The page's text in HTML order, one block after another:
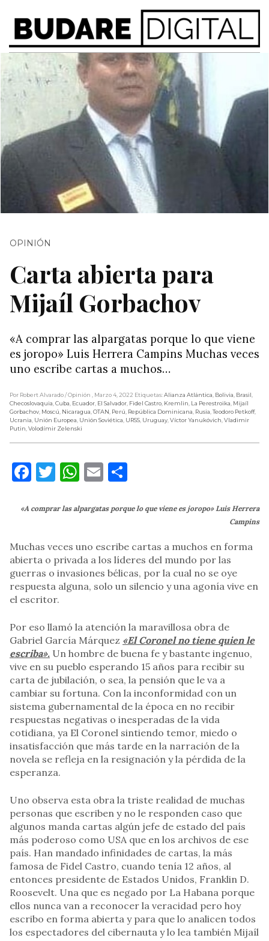
OPINIÓN
Carta abierta para
Mijaíl Gorbachov
«A comprar las alpargatas porque lo que viene
es joropo» Luis Herrera Campins Muchas veces
uno escribe cartas a muchos…
Por Robert Alvarado/ Opinión , Marzo 4, 2022 Etiquetas:Alianza Atlántica, Bolivia, Brasil,
Checoslovaquia,Cuba, Ecuador, El Salvador, Fidel Castro, Kremlin, La Perestroika, Mijaíl
Gorbachov, Moscú, Nicaragua,OTAN, Perú, República Dominicana, Rusia,Teodoro Petkoff,
Ucrania, Unión Europea, Unión Soviética, URSS, Uruguay,Víctor Yanukóvich,Vladimir
Putin,Volodímir Zelenski
Facebook
Twitter
WhatsApp
Email
«A comprar las alpargatas porque lo que viene es joropo» Luis Herrera
Campins
Muchas veces uno escribe cartas a muchos en forma
abierta o privada a los líderes del mundo por las
guerras o invasiones bélicas, por la cual no se oye
respuesta alguna, solo un silencio y una agonía vive en
el escritor.
Por eso llamó la atención la maravillosa obra de
Gabriel García Márquez «El Coronel no tiene quien le
escriba». Un hombre de buena fe y bastante ingenuo,
vive en su pueblo esperando 15 años para recibir su
carta de jubilación, o sea, la pensión que le va a
cambiar su fortuna. Con la inconformidad con un
sistema gubernamental de la época en no recibir
respuestas negativas o inesperadas de la vida
cotidiana, ya El Coronel sintiendo temor, miedo o
insatisfacción que más tarde en la narración de la
novela se refleja en la resignación y la pérdida de la
esperanza.
Uno observa esta obra la triste realidad de muchas
personas que escriben y no le responden caso que
algunos manda cartas algún jefe de estado del país
más poderoso como USA que en los archivos de ese
país. Han mandado infinidades de cartas, la más
famosa de Fidel Castro, cuando tenía 12 años, al
entonces presidente de Estados Unidos, Franklin D.
Roosevelt. Una que es negado por La Habana porque
ellos nunca van a reconocer la veracidad pero hoy
escribo en forma abierta y para que lo analicen todos
los espectadores del cibernauta y lo lea también Mijaíl